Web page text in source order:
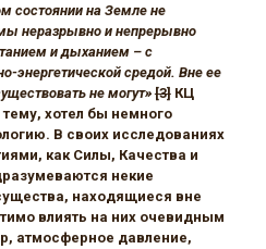
состоянии на Земле не
неразрывно и непрерывно
и дыханием – с
энергетической средой. Вне ее
не могут»[3]КЦ
хотел бы немного
В своих исследованиях
как Силы, Качества и
некие
находящиеся вне
влиять на них очевидным
атмосферное давление,